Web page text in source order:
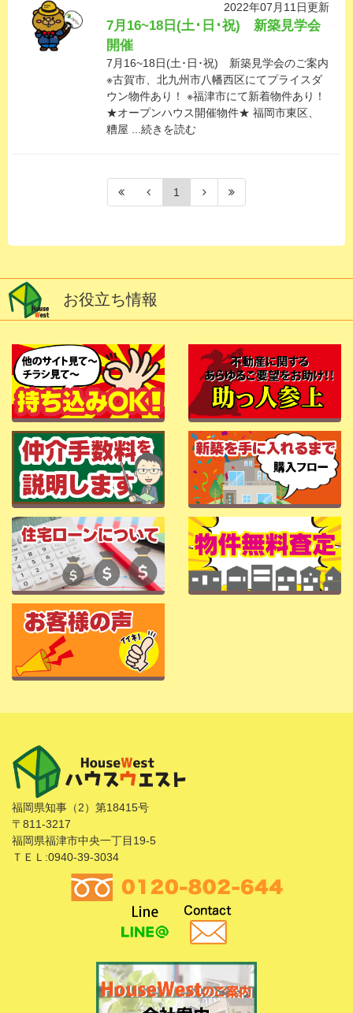
2022年07月11日更新
7月16~18日(土･日･祝) 新築見学会
開催
7月16~18日(土･日･祝) 新築見学会のご案内
※古賀市、北九州市八幡西区にてプライスダ
ウン物件あり！ ※福津市にて新着物件あり！
★オープンハウス開催物件★ 福岡市東区、
糟屋 ...続きを読む
1
お役立ち情報
福岡県知事（2）第18415号
〒811-3217
福岡県福津市中央一丁目19-5
ＴＥＬ:0940-39-3034